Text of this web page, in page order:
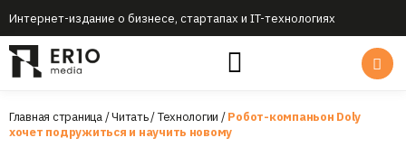
Интернет-издание о бизнесе, стартапах и IT-технологиях
Главная страница/Читать/Технологии /Робот-компаньон Doly
хочет подружиться и научить новому